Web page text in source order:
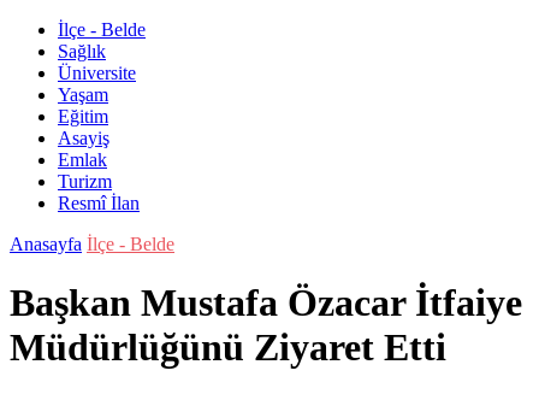
İlçe - Belde
Sağlık
Üniversite
Yaşam
Eğitim
Asayiş
Emlak
Turizm
Resmî İlan
Anasayfa İlçe - Belde
Başkan Mustafa Özacar İtfaiye
Müdürlüğünü Ziyaret Etti